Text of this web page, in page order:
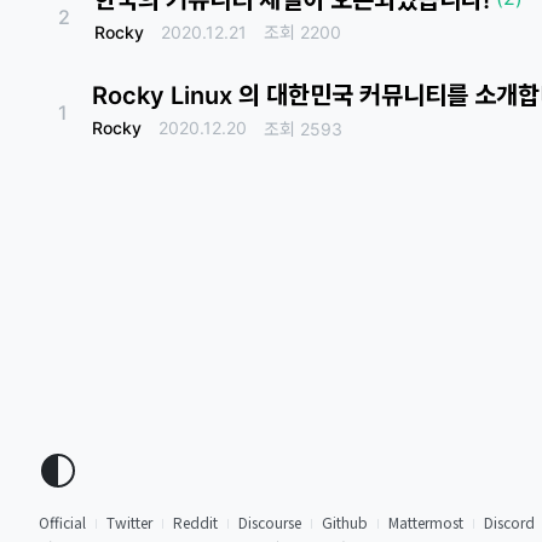
2
Rocky 2020.12.21 조회 2200
1
Rocky Linux 의 대한민국 커뮤니티를 소개
Rocky 2020.12.20 조회 2593
Official Twitter Reddit Discourse Github Mattermost
Discord